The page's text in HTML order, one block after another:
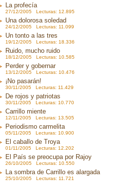
La profecía
27/12/2005 Lecturas: 12.895
Una dolorosa soledad
24/12/2005 Lecturas: 11.099
Un tonto a las tres
19/12/2005 Lecturas: 18.336
Ruido, mucho ruido
18/12/2005 Lecturas: 10.585
Perder y gobernar
13/12/2005 Lecturas: 10.476
¡No pasarán!
30/11/2005 Lecturas: 11.429
De rojos y patriotas
30/11/2005 Lecturas: 10.770
Carrillo miente
12/11/2005 Lecturas: 13.505
Periodismo carmelita
05/11/2005 Lecturas: 10.900
El caballo de Troya
01/11/2005 Lecturas: 12.202
El País se preocupa por Rajoy
26/10/2005 Lecturas: 10.550
La sombra de Carrillo es alargada
25/10/2005 Lecturas: 11.721